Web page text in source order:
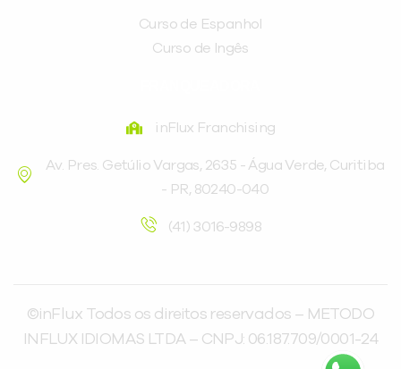
Curso de Espanhol
Curso de Ingês
inFlux Franchising
Av. Pres. Getúlio Vargas, 2635 - Água Verde, Curitiba
- PR, 80240-040
(41) 3016-9898
©inFlux Todos os direitos reservados – METODO
INFLUX IDIOMAS LTDA – CNPJ: 06.187.709/0001-24